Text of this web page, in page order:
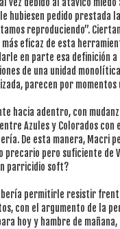
vez debido al atávico miedo
hubiesen pedido prestada
reproduciendo”.
más eficaz de esta
en parte esa definición
de una unidad
parecen por
hacia adentro, con
Azules y Colorados
De esta manera, Macri
pero suficiente de
parricidio soft?
permitirle resistir
con el argumento de la
hoy y hambre de